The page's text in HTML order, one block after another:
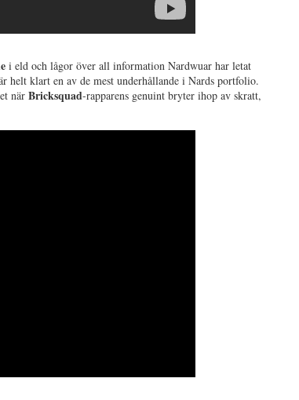
i eld och lågor över all information Nardwuar har letat
klart en av de mest underhållande i Nards portfolio.
närBricksquad-rapparens genuint bryter ihop av skratt,